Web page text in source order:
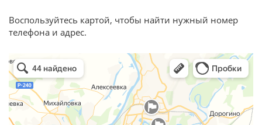
Воспользуйтесь картой, чтобы найти нужный номер
телефона и адрес.